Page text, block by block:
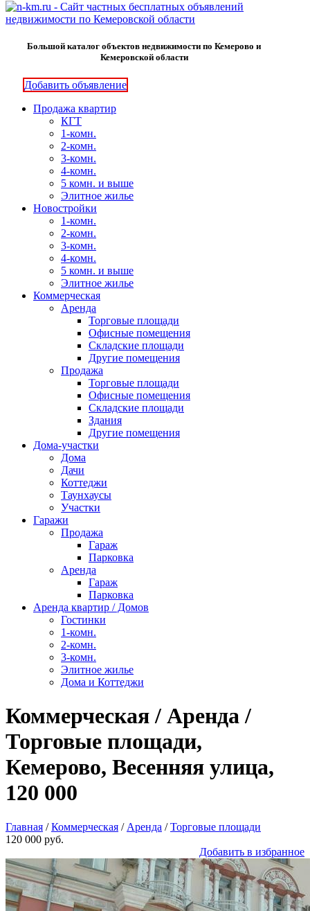
Большой каталог объектов недвижимости по Кемерово и
Кемеровской области
Добавить объявление
Продажа квартир
КГТ
1-комн.
2-комн.
3-комн.
4-комн.
5 комн. и выше
Элитное жилье
Новостройки
1-комн.
2-комн.
3-комн.
4-комн.
5 комн. и выше
Элитное жилье
Коммерческая
Аренда
Торговые площади
Офисные помещения
Складские площади
Другие помещения
Продажа
Торговые площади
Офисные помещения
Складские площади
Здания
Другие помещения
Дома-участки
Дома
Дачи
Коттеджи
Таунхаусы
Участки
Гаражи
Продажа
Гараж
Парковка
Аренда
Гараж
Парковка
Аренда квартир / Домов
Гостинки
1-комн.
2-комн.
3-комн.
Элитное жилье
Дома и Коттеджи
Коммерческая / Аренда /
Торговые площади,
Кемерово, Весенняя улица,
120 000
Главная /Коммерческая / Аренда /Торговые площади
120 000 руб.
Добавить в избранное